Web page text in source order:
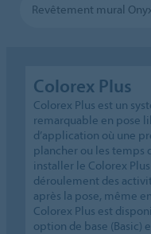
Revêtement mural
Colorex Plus
Colorex Plus est un
remarquable en pose
d’application où une
plancher ou les temps
installer le Colorex
déroulement des
après la pose, même
Colorex Plus est
option de base (Basic)